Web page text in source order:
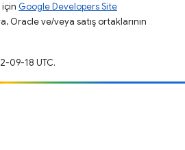
için Google Developers Site
Oracle ve/veya satış ortaklarının
09-18 UTC.